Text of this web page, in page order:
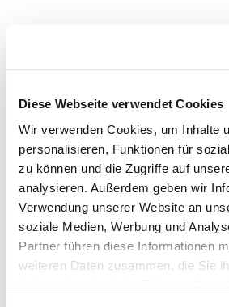
Diese Webseite verwendet Cookies
Wir verwenden Cookies, um Inhalte
personalisieren, Funktionen für
zu können und die Zugriffe auf
analysieren. Außerdem geben wir
Verwendung unserer Website an
soziale Medien, Werbung und
Partner führen diese Informationen
weiteren Daten zusammen, die Sie
Sabine Bärenfänger
Siegfried Erbslöh
Daniela Kirschkowsk i
Jörg Krunke
Corinna Schilde Pfarrerin im
Personalplanungsraum
Daniel Schwarzmann